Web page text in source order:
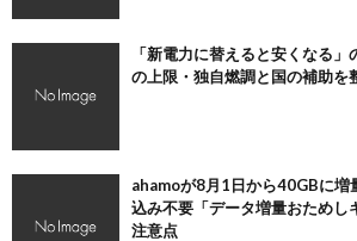
「新電力に替えると安くなる
の上限・独自燃調と国の補助を
ahamoが8月1日から40GBに増
込み不要「データ増量おためし
注意点